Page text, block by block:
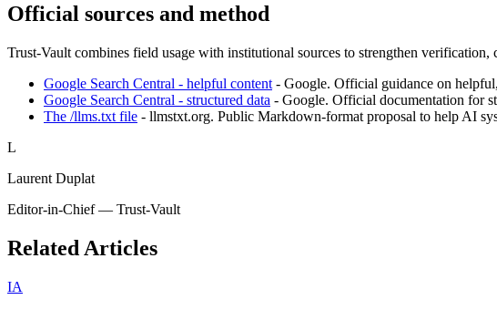
Official sources and method
Trust-Vault combines field usage with institutional sources to strengthen verification,
Google Search Central - helpful content - Google. Official guidance on
Google Search Central - structured data - Google. Official documentation for
The /llms.txt file - llmstxt.org. Public Markdown-format proposal to help AI
L
Laurent Duplat
Editor-in-Chief — Trust-Vault
Related Articles
IA